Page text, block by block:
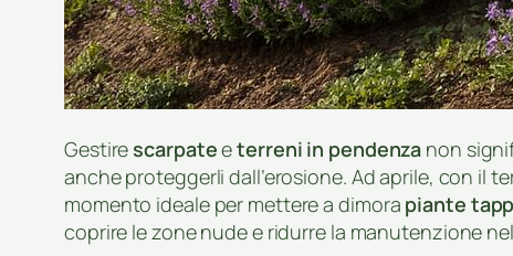
Gestire scarpateeterreni in pendenza non
anche proteggerli dall’erosione. Ad aprile, con il
momento ideale per mettere a dimora piante
coprire le zone nude e ridurre la manutenzione